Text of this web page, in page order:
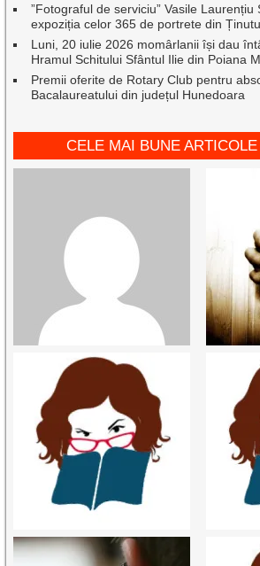
”Fotograful de serviciu” Vasile Laurențiu
expoziția celor 365 de portrete din
Luni, 20 iulie 2026 momârlanii își dau
Hramul Schitului Sfântul Ilie din Poiana
Premii oferite de Rotary Club pentru
Bacalaureatului din județul Hunedoara
CELE MAI BUNE